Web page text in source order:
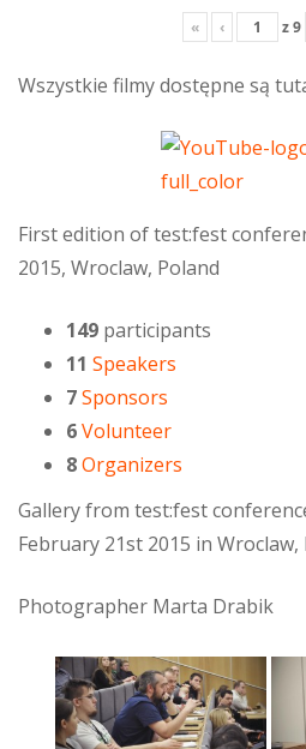
« ‹ z9
Wszystkie filmy dostępne są
First edition of test:fest
2015, Wroclaw, Poland
149 participants
11 Speakers
7Sponsors
6Volunteer
8Organizers
Gallery from test:fest
February 21st 2015 in Wroclaw,
Photographer Marta Drabik